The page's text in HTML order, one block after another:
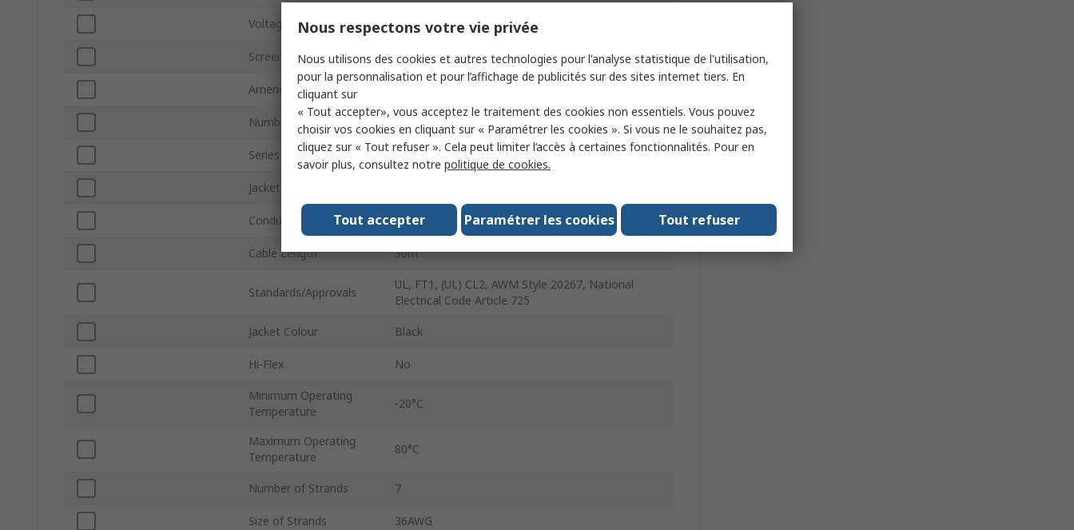
Voltage 300V
Screened/Unscreened Screened
American Wire Gauge
Number of Conductors
Series 3659
Jacket Material
Conductor Type Round
Cable Length 30m
Standards/Approvals
UL, FT1, (UL) CL2, AWM Style 20267, National
Electrical Code Article 725
Jacket Colour Black
Hi-Flex No
Minimum Operating
Temperature
-20°C
Maximum Operating
Temperature
80°C
Number of Strands 7
Size of Strands 36AWG
Nous respectons votre vie privée
Nous utilisons des cookies et autres technologies pour l'analyse statistique de l'utilisation,
pour la personnalisation et pour l’affichage de publicités sur des sites internet tiers. En
cliquant sur
« Tout accepter», vous acceptez le traitement des cookies non essentiels. Vous pouvez
choisir vos cookies en cliquant sur « Paramétrer les cookies ». Si vous ne le souhaitez pas,
cliquez sur « Tout refuser ». Cela peut limiter l’accès à certaines fonctionnalités. Pour en
savoir plus, consultez notre politique de cookies.
Tout accepter Paramétrer les cookies Tout refuser